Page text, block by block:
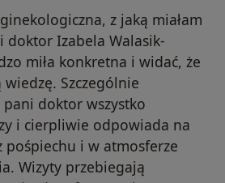
z jaką miałam
doktor Izabela Walasik-
miła konkretna i widać, że
Szczególnie
doktor wszystko
i cierpliwie odpowiada na
pośpiechu i w atmosferze
Wizyty przebiegają